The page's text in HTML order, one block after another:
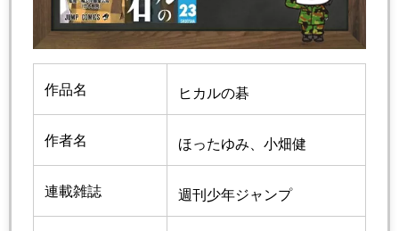
作品名 ヒカルの碁
作者名 ほったゆみ、小畑健
連載雑誌 週刊少年ジャンプ